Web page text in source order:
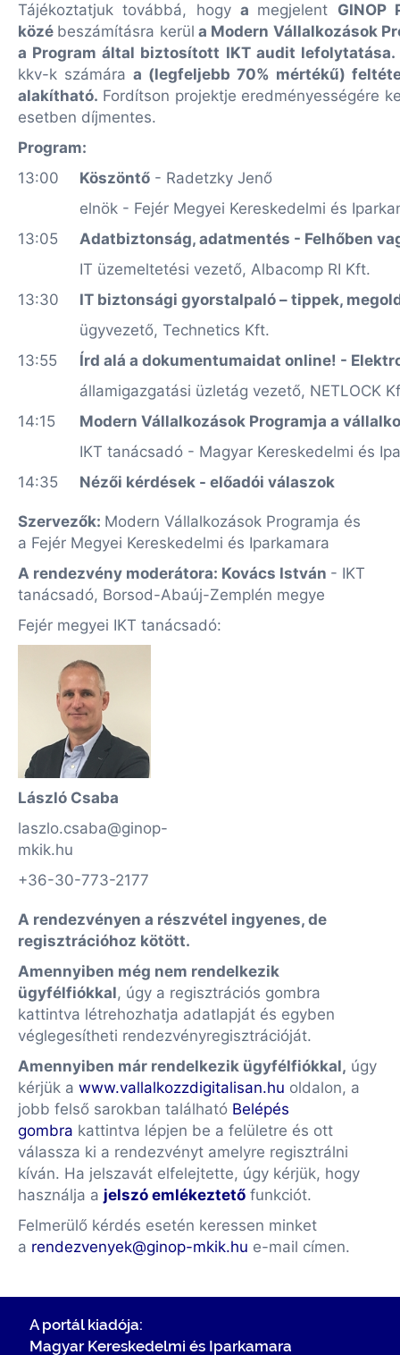
Tájékoztatjuk továbbá, hogy a megjelent GINOP
közé beszámításra kerül a Modern Vállalkozások
a Program által biztosított IKT audit lefolytatása.
kkv-k számára a (legfeljebb 70% mértékű)
alakítható. Fordítson projektje eredményességére
esetben díjmentes.
Program:
13:00
Köszöntő - Radetzky Jenő
elnök - Fejér Megyei Kereskedelmi és
13:05
Adatbiztonság, adatmentés - Felhőben
IT üzemeltetési vezető, Albacomp RI Kft.
13:30
IT biztonsági gyorstalpaló – tippek,
ügyvezető, Technetics Kft.
13:55
Írd alá a dokumentumaidat online! -
államigazgatási üzletág vezető, NETLOCK
14:15
Modern Vállalkozások Programja a
IKT tanácsadó - Magyar Kereskedelmi és
14:35
Nézői kérdések - előadói válaszok
Szervezők: Modern Vállalkozások Programja és
a Fejér Megyei Kereskedelmi és Iparkamara
A rendezvény moderátora: Kovács István - IKT
tanácsadó, Borsod-Abaúj-Zemplén megye
Fejér megyei IKT tanácsadó:
László Csaba
laszlo.csaba@ginop-
mkik.hu
+36-30-773-2177
A rendezvényen a részvétel ingyenes, de
regisztrációhoz kötött.
Amennyiben még nem rendelkezik
ügyfélfiókkal, úgy a regisztrációs gombra
kattintva létrehozhatja adatlapját és egyben
véglegesítheti rendezvényregisztrációját.
Amennyiben már rendelkezik ügyfélfiókkal, úgy
kérjük a www.vallalkozzdigitalisan.hu oldalon, a
jobb felső sarokban található Belépés
gombra kattintva lépjen be a felületre és ott
válassza ki a rendezvényt amelyre regisztrálni
kíván. Ha jelszavát elfelejtette, úgy kérjük, hogy
használja a jelszó emlékeztető funkciót.
Felmerülő kérdés esetén keressen minket
a rendezvenyek@ginop-mkik.hu e-mail címen.
A portál kiadója:
Magyar Kereskedelmi és Iparkamara